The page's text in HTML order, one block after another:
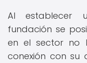
Al establecer
fundación se
en el sector no
conexión con su